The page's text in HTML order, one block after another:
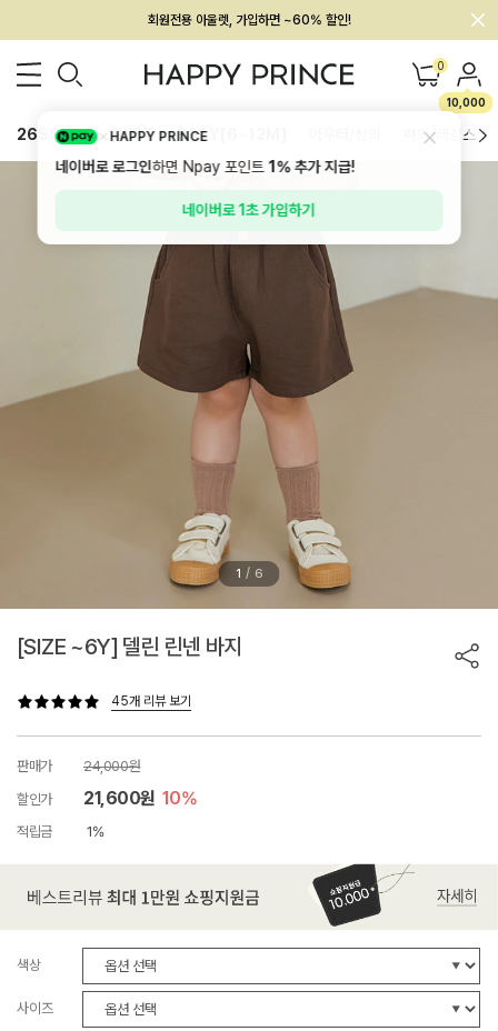
멤버십 최대 28,000원 혜택
0
10,000
26SS 신상 BEST BABY[6~12M] 하의/레깅스
1 / 6
[SIZE ~6Y] 델린 린넨 바지
45개 리뷰 보기
판매가
24,000원
할인가
21,600원 10%
적립금 1%
색상
사이즈
HAPPY PRINCE
네이버로 로그인하면 Npay 포인트1%추가 지급!
네이버로 1초 가입하기